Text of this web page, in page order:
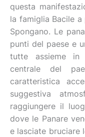
questa
la famiglia Bacile
Spongano. Le
punti del paese e
tutte assieme in
centrale del
caratteristica
suggestiva
raggiungere il
dove le Panare
e lasciate bruciare